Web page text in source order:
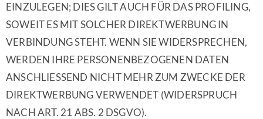
EINZULEGEN; DIES GILT AUCH FÜR DAS PROFILING,
SOWEIT ES MIT SOLCHER DIREKTWERBUNG IN
VERBINDUNG STEHT. WENN SIE WIDERSPRECHEN,
WERDEN IHRE PERSONENBEZOGENEN DATEN
ANSCHLIESSEND NICHT MEHR ZUM ZWECKE DER
DIREKTWERBUNG VERWENDET (WIDERSPRUCH
NACH ART. 21 ABS. 2 DSGVO).